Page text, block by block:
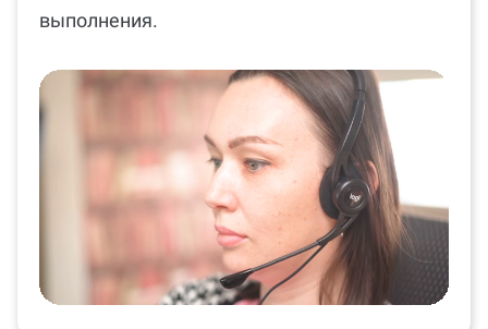
выполнения.